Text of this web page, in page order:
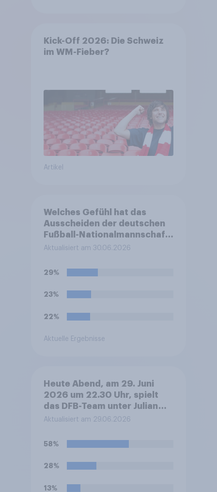
Kick-Off 2026: Die Schweiz
im WM-Fieber?​
Artikel
Welches Gefühl hat das
Ausscheiden der deutschen
Fußball-Nationalmannschaft
bei der FIFA-
ehesten bei Ihnen ausgelöst?
Aktualisiert am 30.06.2026
29%
23%
22%
Aktuelle Ergebnisse
Heute Abend, am 29. Juni
2026 um 22.30 Uhr, spielt
das DFB-Team unter Julian
Nagelsmann bei der Fußball-
Finalspiel gegen Paraguay.
Was glauben Sie, wer das
Spiel gewinnen und damit ins
Aktualisiert am 29.06.2026
58%
28%
13%